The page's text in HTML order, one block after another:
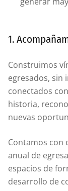
1.
Construimos
egresados, sin
conectados
historia,
nuevas
Contamos con
anual de
espacios de
desarrollo de